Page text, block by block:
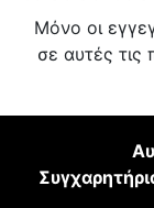
Μόνο οι
σε αυτές τις